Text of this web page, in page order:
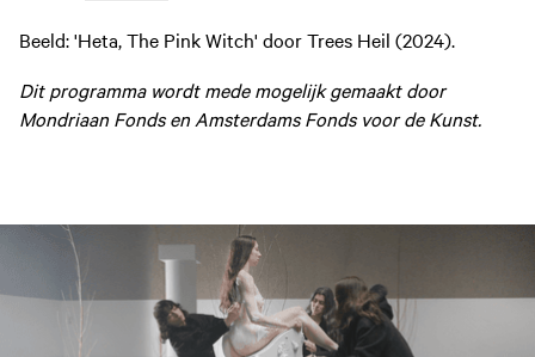
Beeld: 'Heta, The Pink Witch' door Trees Heil (2024).
Dit programma wordt mede mogelijk gemaakt door
Mondriaan Fonds en Amsterdams Fonds voor de Kunst.